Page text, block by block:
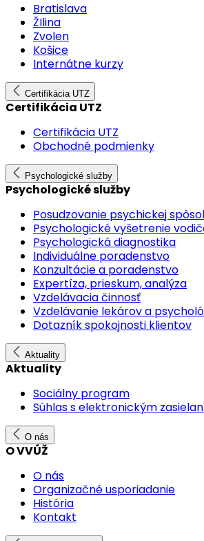
Bratislava
ŽIlina
Zvolen
Košice
Internátne kurzy
Certifikácia UTZ
Certifikácia UTZ
Certifikácia UTZ
Obchodné podmienky
Psychologické služby
Psychologické služby
Posudzovanie psychickej
Psychologické vyšetrenie
Psychologická diagnostika
Individuálne poradenstvo
Konzultácie a poradenstvo
Expertíza, prieskum, analýza
Vzdelávacia činnosť
Vzdelávanie lekárov a
Dotazník spokojnosti klientov
Aktuality
Aktuality
Sociálny program
Súhlas s elektronickým
O nás
O VVÚŽ
O nás
Organizačné usporiadanie
História
Kontakt